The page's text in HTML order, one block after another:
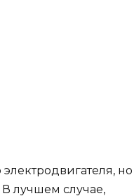
но
лучшем случае,